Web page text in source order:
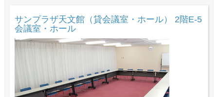
サンプラザ天文館（貸会議室・ホール） 2階E-5
会議室・ホール